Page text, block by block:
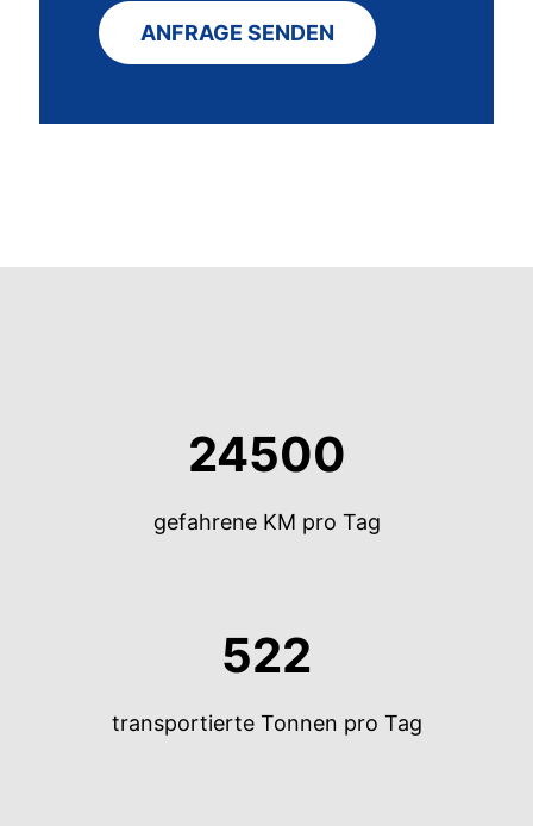
ANFRAGE SENDEN
24500
gefahrene KM pro Tag
522
transportierte Tonnen pro Tag